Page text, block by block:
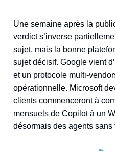
Une semaine après la
verdict s’inverse
sujet, mais la bonne
sujet décisif. Google vient
et un protocole multi-
opérationnelle. Microsoft
clients commenceront à
mensuels de Copilot à un
désormais des agents